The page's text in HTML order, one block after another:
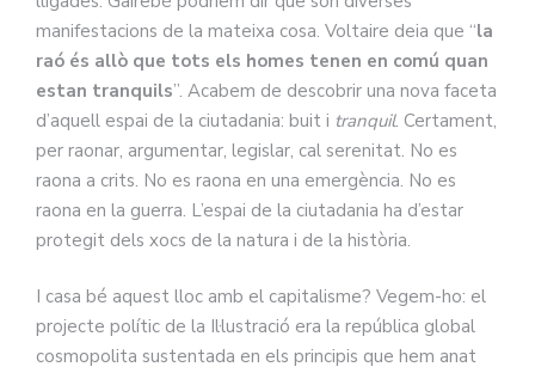
manifestacions de la mateixa cosa. Voltaire deia que “la
raó és allò que tots els homes tenen en comú quan
estan tranquils”. Acabem de descobrir una nova faceta
d’aquell espai de la ciutadania: buit i tranquil. Certament,
per raonar, argumentar, legislar, cal serenitat. No es
raona a crits. No es raona en una emergència. No es
raona en la guerra. L’espai de la ciutadania ha d’estar
protegit dels xocs de la natura i de la història.
I casa bé aquest lloc amb el capitalisme? Vegem-ho: el
projecte polític de la Il·lustració era la república global
cosmopolita sustentada en els principis que hem anat